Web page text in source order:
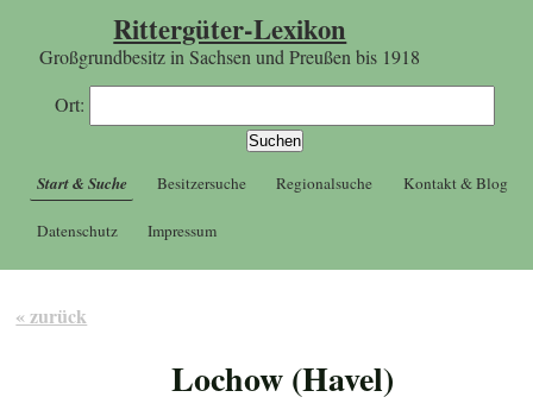
Rittergüter-Lexikon
Großgrundbesitz in Sachsen und Preußen bis 1918
Ort:
Start & Suche Besitzersuche Regionalsuche Kontakt & Blog
Datenschutz Impressum
« zurück
Lochow (Havel)